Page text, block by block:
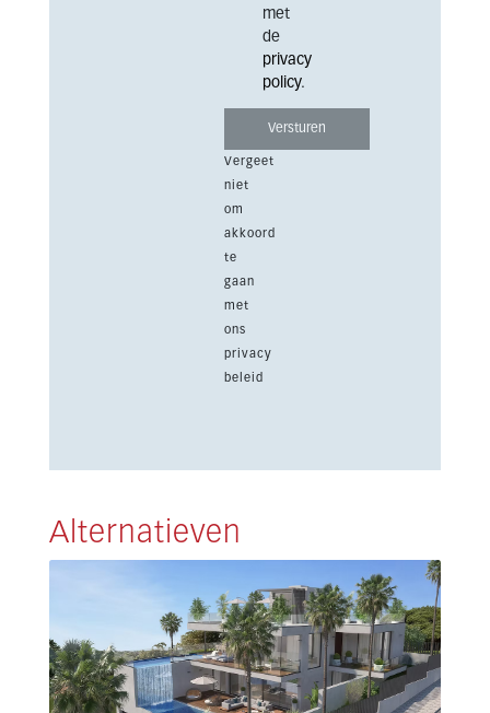
met
de
privacy
policy.
Vergeet
niet
om
akkoord
te
gaan
met
ons
privacy
beleid
Alternatieven